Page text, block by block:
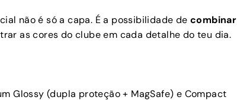
não é só a capa. É a possibilidade de combinar
as cores do clube em cada detalhe do teu dia.
Glossy (dupla proteção + MagSafe) e Compact